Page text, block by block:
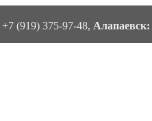
+7 (919) 375-97-48, Алапаевск: